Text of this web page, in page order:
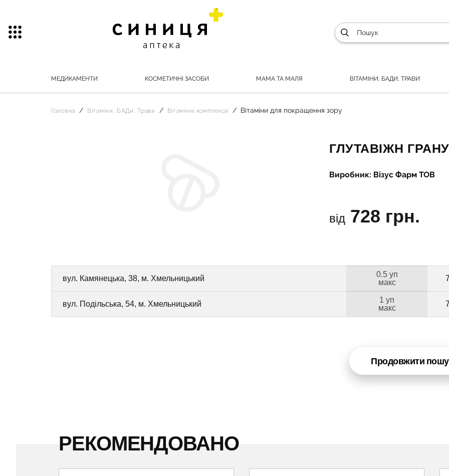
МЕДИКАМЕНТИ КОСМЕТИЧНІ ЗАСОБИ МАМА ТА МАЛЯ ВІТАМІНИ, БАДИ, ТРАВИ
Головна Вітаміни, БАДи, Трави Вітамінні комплекси Вітаміни для покращення зору
ГЛУТАВІЖН
Виробник: Візус Фарм ТОВ
від 728 грн.
вул. Камянецька, 38, м. Хмельницький
0.5 уп
макс
вул. Подільська, 54, м. Хмельницький
1 уп
макс
Продовжити
РЕКОМЕНДОВАНО